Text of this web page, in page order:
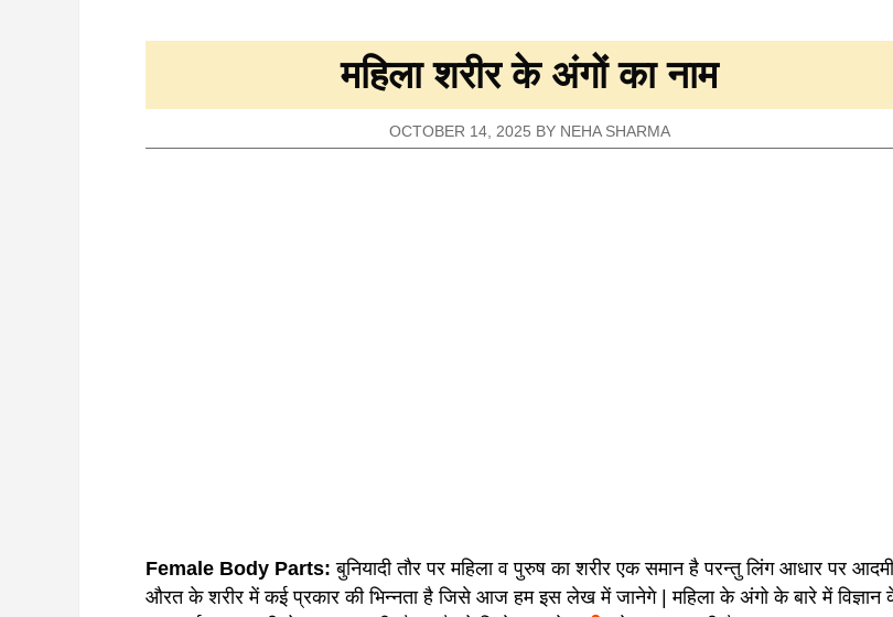
महिला शरीर के अंगों का नाम
OCTOBER 14, 2025 BY NEHA SHARMA
Female Body Parts: बुनियादी तौर पर महिला व पुरुष का शरीर एक समान है परन्तु लिंग आधार पर
औरत के शरीर में कई प्रकार की भिन्नता है जिसे आज हम इस लेख में जानेगे | महिला के अंगो के बारे में विज्ञान